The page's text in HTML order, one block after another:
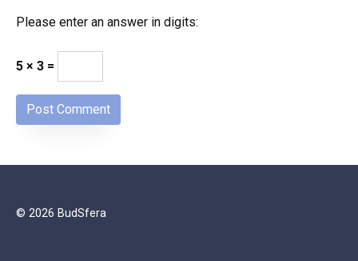
Please enter an answer in digits:
5 × 3 =
© 2026 BudSfera